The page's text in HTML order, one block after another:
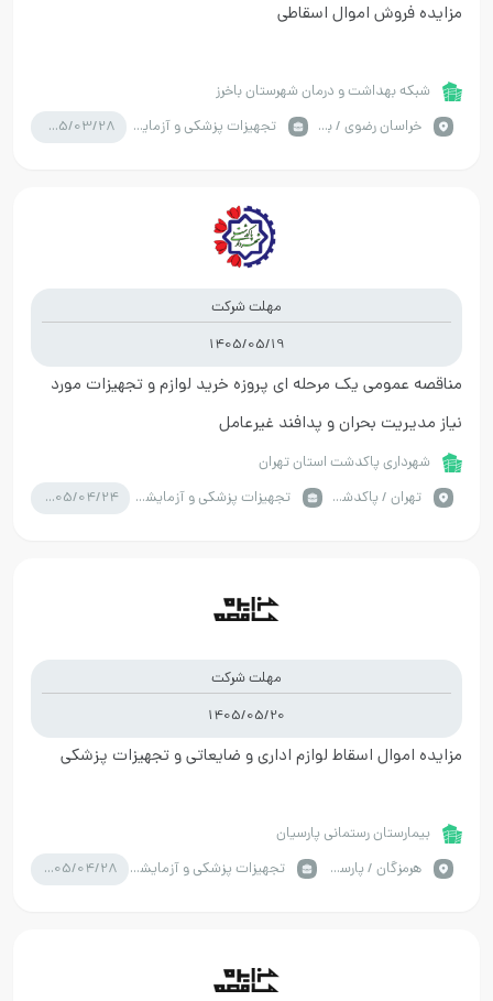
مزایده فروش اموال اسقاطی
شبکه بهداشت و درمان شهرستان باخرز
خراسان رضوي / باخرز
تجهیزات پزشکی و آزمایشگاه 1405/03/28
مهلت شرکت
1405/05/19
مناقصه عمومی یک مرحله ای پروزه خرید لوازم و تجهیزات مورد
نیاز مدیریت بحران و پدافند غیرعامل
شهرداری پاکدشت استان تهران
تهران / پاکدشت
تجهیزات پزشکی و آزمایشگاه 1405/04/24
مهلت شرکت
1405/05/20
مزایده اموال اسقاط لوازم اداری و ضایعاتی و تجهیزات پزشکی
بیمارستان رستمانی پارسیان
هرمزگان / پارسیان
تجهیزات پزشکی و آزمایشگاه 1405/04/28